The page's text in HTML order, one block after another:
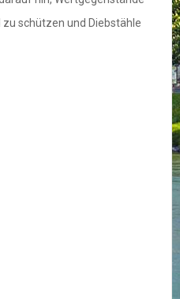
schützen und Diebstähle